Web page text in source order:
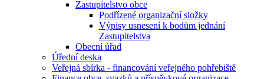
Zastupitelstvo obce
Podřízené organizační složky
Výpisy usnesení k bodům jednání
Zastupitelstva
Obecní úřad
Úřední deska
Veřejná sbírka - financování veřejného pohřebiště